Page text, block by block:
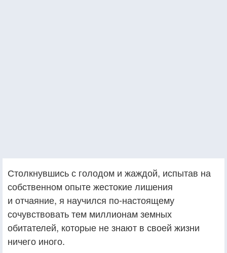
Столкнувшись с голодом и жаждой, испытав на
собственном опыте жестокие лишения
и отчаяние, я научился по-настоящему
сочувствовать тем миллионам земных
обитателей, которые не знают в своей жизни
ничего иного.